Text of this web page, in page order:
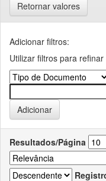
Retornar valores
Adicionar filtros:
Utilizar filtros para
Resultados/Página